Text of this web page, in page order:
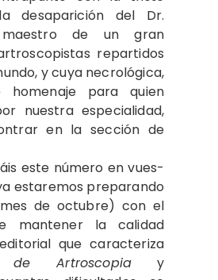
desaparición del Dr.
maestro de un gran
repartidos
y cuya necrológica,
homenaje para quien
nuestra especialidad,
en la sección de
este número en vues­
estaremos preparando
de octubre) con el
mantener la calidad
que caracteriza
de Artroscopia y